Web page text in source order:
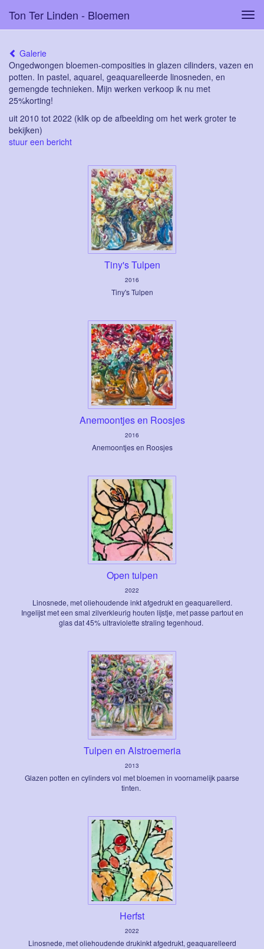
Ton Ter Linden - Bloemen
Galerie
Ongedwongen bloemen-composities in glazen cilinders, vazen en
potten. In pastel, aquarel, geaquarelleerde linosneden, en
gemengde technieken. Mijn werken verkoop ik nu met
25%korting!
uit 2010 tot 2022 (klik op de afbeelding om het werk groter te
bekijken)
stuur een bericht
Tiny's Tulpen
2016
Tiny's Tulpen
Anemoontjes en Roosjes
2016
Anemoontjes en Roosjes
Open tulpen
2022
Linosnede, met oliehoudende inkt afgedrukt en geaquarellerd.
Ingelijst met een smal zilverkleurig houten lijstje, met passe partout en
glas dat 45% ultraviolette straling tegenhoud.
Tulpen en Alstroemeria
2013
Glazen potten en cylinders vol met bloemen in voornamelijk paarse
tinten.
Herfst
2022
Linosnede, met oliehoudende drukinkt afgedrukt, geaquarelleerd